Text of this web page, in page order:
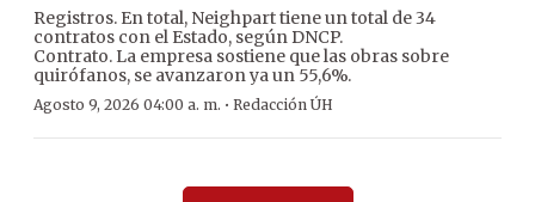
Registros. En total, Neighpart tiene un total de 34
contratos con el Estado, según DNCP.
Contrato. La empresa sostiene que las obras sobre
quirófanos, se avanzaron ya un 55,6%.
Agosto 9, 2026 04:00 a. m. · Redacción ÚH